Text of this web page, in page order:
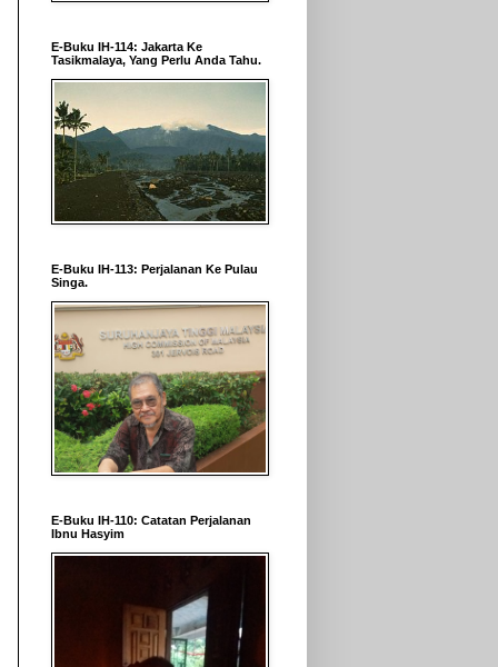
E-Buku IH-114: Jakarta Ke
Tasikmalaya, Yang Perlu Anda Tahu.
E-Buku IH-113: Perjalanan Ke Pulau
Singa.
E-Buku IH-110: Catatan Perjalanan
Ibnu Hasyim